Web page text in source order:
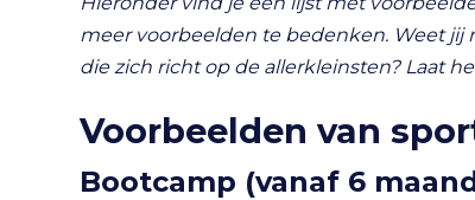
meer voorbeelden te bedenken. Weet
die zich richt op de allerkleinsten? Laat
Voorbeelden van
Bootcamp (vanaf 6